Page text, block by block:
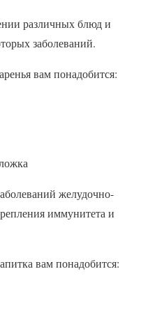
различных блюд и
заболеваний.
вам понадобится:
желудочно-
иммунитета и
вам понадобится: